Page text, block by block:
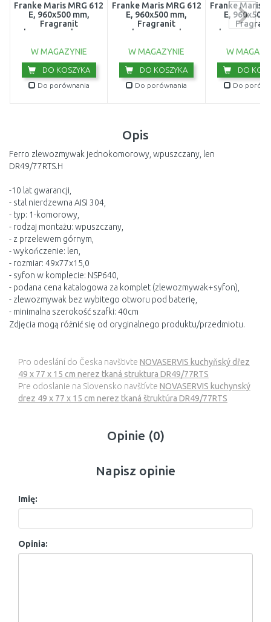
Franke Maris MRG 612
E, 960x500 mm,
Fragranit
zlewozmywak, onyx
W MAGAZYNIE
DO KOSZYKA
Do porównania
Franke Maris MRG 612
E, 960x500 mm,
Fragranit
zlewozmywak,
114.0368.278
W MAGAZYNIE
DO KOSZYKA
Do porównania
Franke Maris
E, 960x500
W
DO
Do
Opis
Ferro zlewozmywak jednokomorowy, wpuszczany, len
DR49/77RTS.H
-10 lat gwarancji,
- stal nierdzewna AISI 304,
- typ: 1-komorowy,
- rodzaj montażu: wpuszczany,
- z przelewem górnym,
- wykończenie: len,
- rozmiar: 49x77x15,0
- syfon w komplecie: NSP640,
- podana cena katalogowa za komplet (zlewozmywak+syfon),
- zlewozmywak bez wybitego otworu pod baterię,
- minimalna szerokość szafki: 40cm
Zdjęcia mogą różnić się od oryginalnego produktu/przedmiotu.
Pro odeslání do Česka navštivte NOVASERVIS kuchyňský dřez
49 x 77 x 15 cm nerez tkaná struktura DR49/77RTS
Pre odoslanie na Slovensko navštívte NOVASERVIS kuchynský
drez 49 x 77 x 15 cm nerez tkaná štruktúra DR49/77RTS
Opinie (0)
Napisz opinie
Imię:
Opinia: